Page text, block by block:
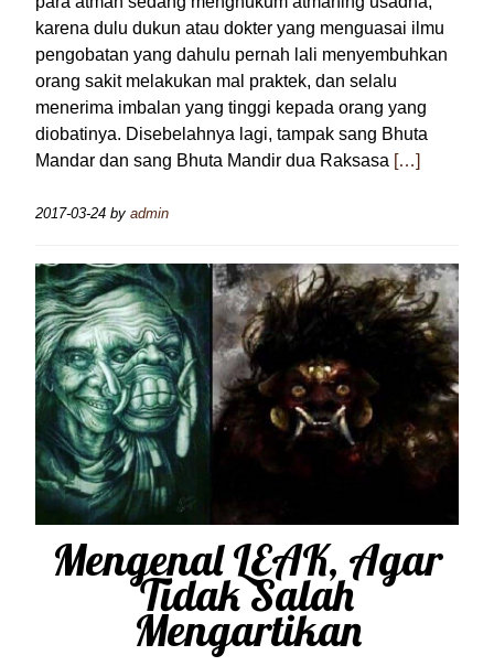
karena dulu dukun atau dokter yang menguasai ilmu
pengobatan yang dahulu pernah lali menyembuhkan
orang sakit melakukan mal praktek, dan selalu
menerima imbalan yang tinggi kepada orang yang
diobatinya. Disebelahnya lagi, tampak sang Bhuta
Mandar dan sang Bhuta Mandir dua Raksasa […]
2017-03-24 by admin
Mengenal LEAK, Agar
Tidak Salah
Mengartikan